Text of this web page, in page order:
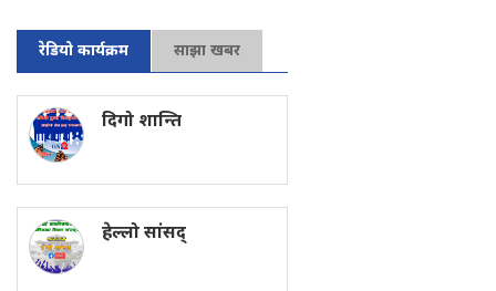
रेडियो कार्यक्रम साझा खबर
दिगो शान्ति
हेल्लो सांसद्